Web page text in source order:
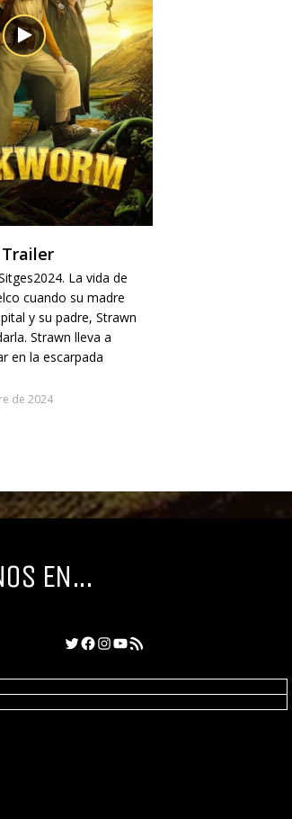
La vida de
cuando su madre
y su padre, Strawn
Strawn lleva a
en la escarpada
de 2024
EN...
Twitter
Facebook
Instagram
YouTube
Feed RSS